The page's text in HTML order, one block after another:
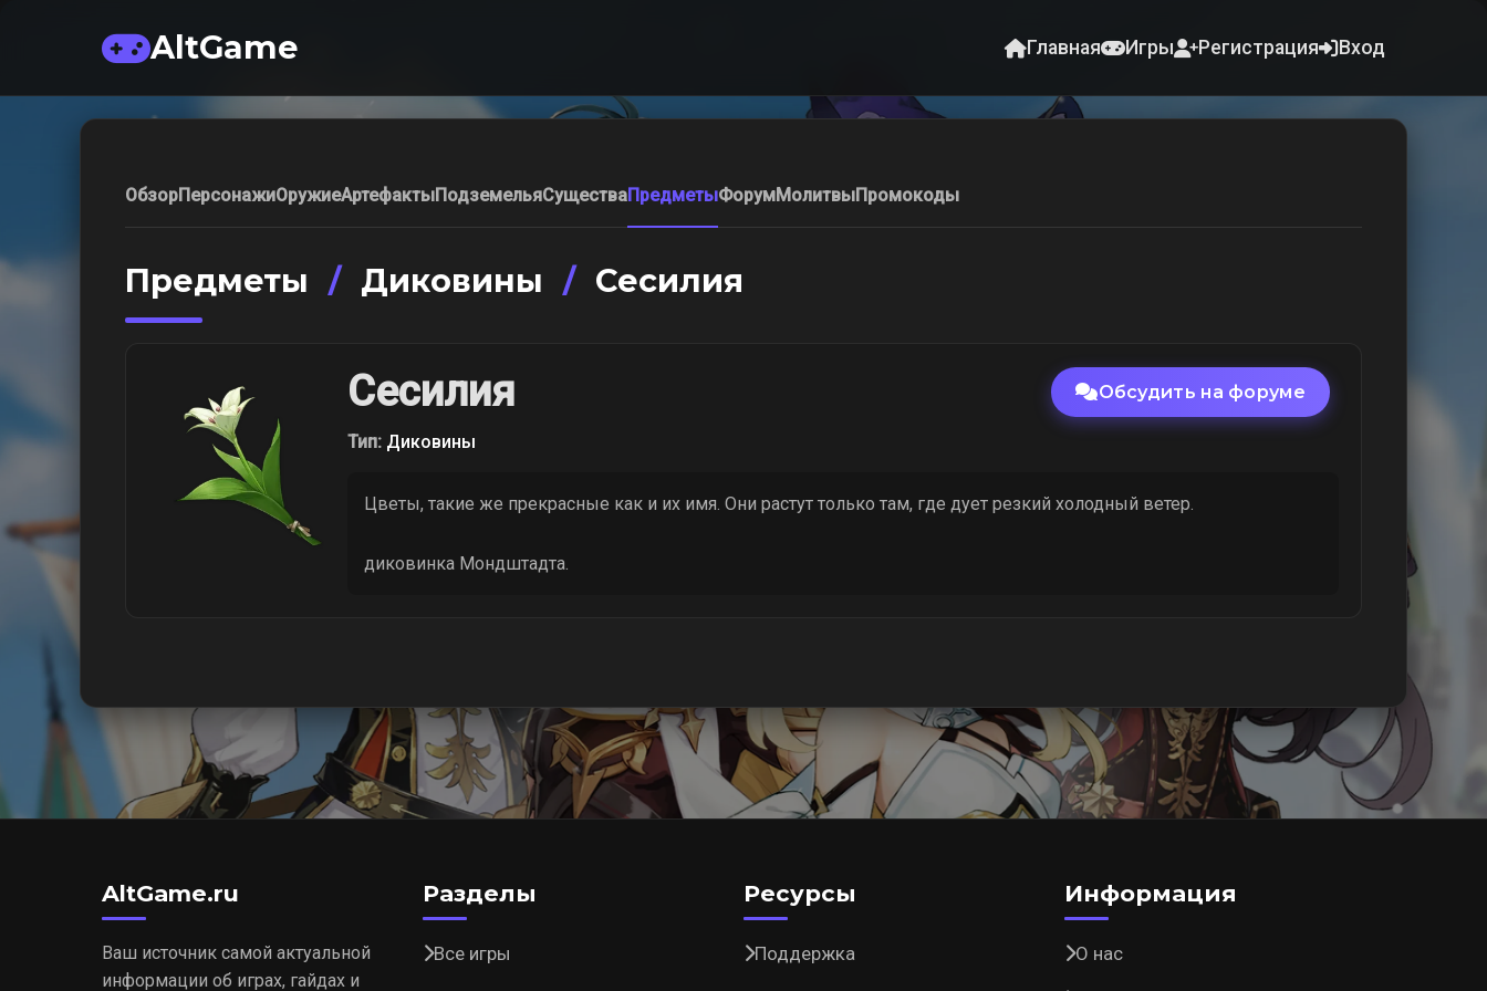
AltGame Главная Игры Регистрация Вход
ОбзорПерсонажиОружиеАртефактыПодземельяСуществаПредметыФорумМолитвыПромокоды
Предметы / Диковины / Сесилия
Сесилия Обсудить на форуме
Тип: Диковины
Цветы, такие же прекрасные как и их имя. Они растут только там, где дует резкий холодный ветер.
диковинка Мондштадта.
AltGame.ru
Ваш источник самой актуальной
информации об играх, гайдах и
Разделы
Все игры
Ресурсы
Поддержка
Информация
О нас